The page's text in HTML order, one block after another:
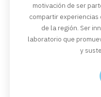
motivación de ser
compartir
de la región. Ser
laboratorio que
y